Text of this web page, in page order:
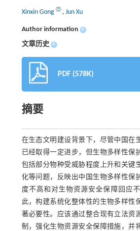
Xinxin Gong , Jun Xu
Author information +
文章历史 +
PDF (578K)
摘要
在生态文明建设背景下，尽管中国在
已经取得一定进步，但生物多样性保
包括部分物种受威胁程度上升和关键
化等问题，反映出中国生物多样性保
度不高和对生物资源安全保障回应
此，构建系统化整体性的生物多样性
著必要性。应该通过整合现有立法资
制，强化生物资源安全保障措施，并